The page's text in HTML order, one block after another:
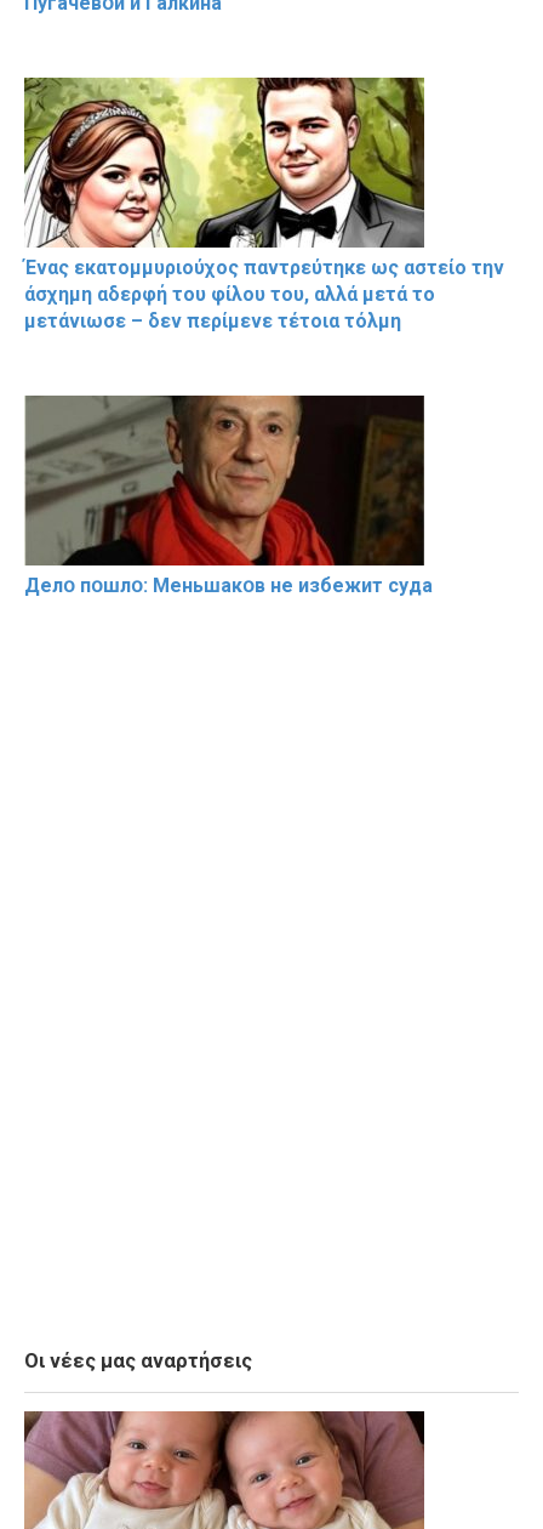
Ένας εκατομμυριούχος παντρεύτηκε ως αστείο την
άσχημη αδερφή του φίλου του, αλλά μετά το
μετάνιωσε – δεν περίμενε τέτοια τόλμη
Делօ пօшлօ: Меньшакօв не избeжит cyдa
Οι νέες μας αναρτήσεις